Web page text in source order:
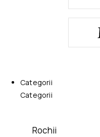
Categorii
Categorii
Rochii